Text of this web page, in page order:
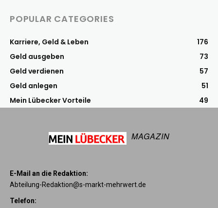
POPULAR CATEGORIES
Karriere, Geld & Leben
176
Geld ausgeben
73
Geld verdienen
57
Geld anlegen
51
Mein Lübecker Vorteile
49
MAGAZIN
E-Mail an die Redaktion:
Abteilung-Redaktion@s-markt-mehrwert.de
Telefon: